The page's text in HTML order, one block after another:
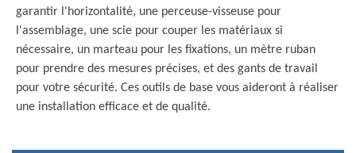
garantir l'horizontalité, une perceuse-visseuse pour
l'assemblage, une scie pour couper les matériaux si
nécessaire, un marteau pour les fixations, un mètre ruban
pour prendre des mesures précises, et des gants de travail
pour votre sécurité. Ces outils de base vous aideront à réaliser
une installation efficace et de qualité.